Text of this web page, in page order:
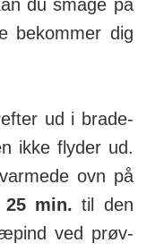
du smage på
be­kommer dig
ud i brade­
ikke flyder ud.
ovn på
min. til den
ved prøv­